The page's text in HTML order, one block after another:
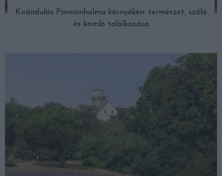
Kirándulás Pannonhalma környékén: természet, szőlő
és komló találkozása